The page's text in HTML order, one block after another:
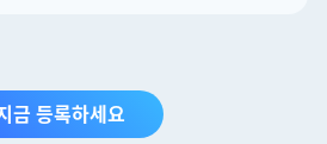
금 등록하세요